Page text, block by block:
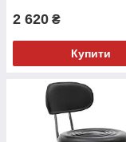
2 620 ₴
Купити